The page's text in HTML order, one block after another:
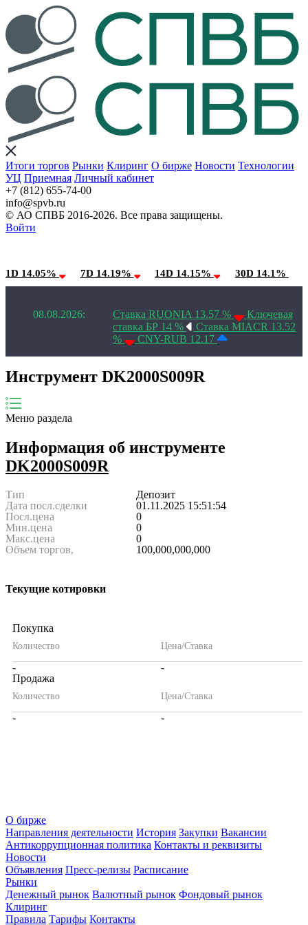
Итоги торгов Рынки Клиринг О бирже Новости Технологии
УЦ Приемная Личный кабинет
+7 (812) 655-74-00
info@spvb.ru
© АО СПВБ 2016-2026. Все права защищены.
Войти
1D 14.05% 7D 14.19% 14D 14.15% 30D 14.1%
08.08.2026: Ставка RUONIA 13.57 %
Ключевая
ставка БР 14 %
Ставка MIACR 13.52
%
CNY-RUB 12.17
Инструмент DK2000S009R
Меню раздела
Информация об инструменте
DK2000S009R
Тип
Депозит
Дата посл.сделки
01.11.2025 15:51:54
Посл.цена
0
Мин.цена
0
Макс.цена
0
Объем торгов,
100,000,000,000
Текущие котировки
Покупка
Количество Цена/Ставка
-
-
Продажа
Количество Цена/Ставка
- -
О бирже
Направления деятельности История Закупки Вакансии
Антикоррупционная политика Контакты и реквизиты
Новости
Объявления Пресс-релизы Расписание
Рынки
Денежный рынок Валютный рынок Фондовый рынок
Клиринг
Правила Тарифы Контакты